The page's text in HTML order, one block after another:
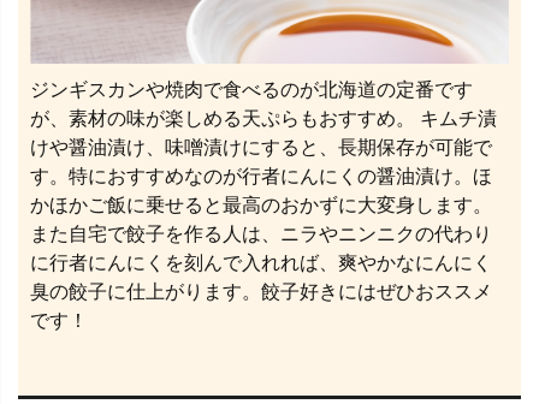
ジンギスカンや焼肉で食べるのが北海道の定番です
が、素材の味が楽しめる天ぷらもおすすめ。 キムチ漬
けや醤油漬け、味噌漬けにすると、長期保存が可能で
す。特におすすめなのが行者にんにくの醤油漬け。ほ
かほかご飯に乗せると最高のおかずに大変身します。
また自宅で餃子を作る人は、ニラやニンニクの代わり
に行者にんにくを刻んで入れれば、爽やかなにんにく
臭の餃子に仕上がります。餃子好きにはぜひおススメ
です！